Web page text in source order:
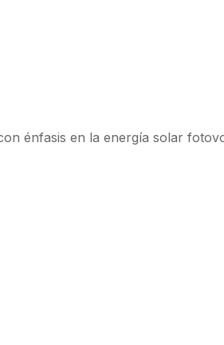
énfasis en la energía solar